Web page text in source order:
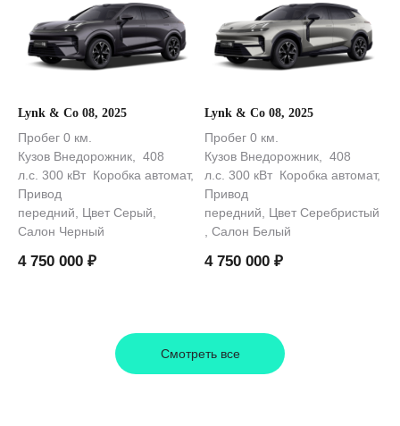
Lynk & Co 08, 2025
Пробег 0 км.
Кузов Внедорожник, 408
л.с. 300 кВт Коробка автомат,
Привод
передний, Цвет Серый,
Салон Черный
4 750 000 ₽
Lynk & Co 08, 2025
Пробег 0 км.
Кузов Внедорожник, 408
л.с. 300 кВт Коробка автомат,
Привод
передний, Цвет Серебристый
, Салон Белый
4 750 000 ₽
Смотреть все